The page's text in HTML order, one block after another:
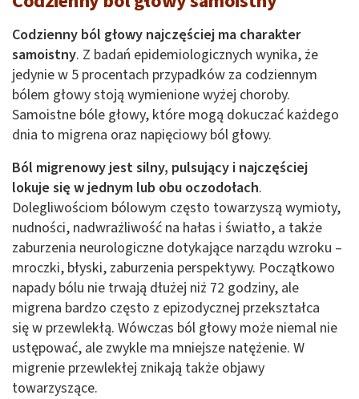
Codzienny ból głowy najczęściej ma charakter
samoistny. Z badań epidemiologicznych wynika, że
jedynie w 5 procentach przypadków za codziennym
bólem głowy stoją wymienione wyżej choroby.
Samoistne bóle głowy, które mogą dokuczać każdego
dnia to migrena oraz napięciowy ból głowy.
Ból migrenowy jest silny, pulsujący i najczęściej
lokuje się w jednym lub obu oczodołach.
Dolegliwościom bólowym często towarzyszą wymioty,
nudności, nadwrażliwość na hałas i światło, a także
zaburzenia neurologiczne dotykające narządu wzroku –
mroczki, błyski, zaburzenia perspektywy. Początkowo
napady bólu nie trwają dłużej niż 72 godziny, ale
migrena bardzo często z epizodycznej przekształca
się w przewlekłą. Wówczas ból głowy może niemal nie
ustępować, ale zwykle ma mniejsze natężenie. W
migrenie przewlekłej znikają także objawy
towarzyszące.